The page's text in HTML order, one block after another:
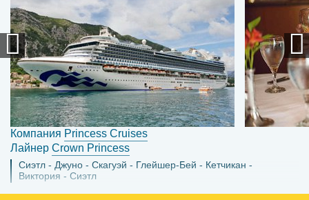
Компания Princess Cruises
Лайнер Crown Princess
Сиэтл Джуно Скагуэй Глейшер-Бей
Кетчикан
Виктория
Сиэтл